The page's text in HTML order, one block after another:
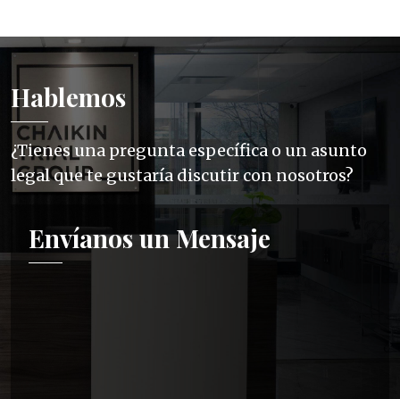
Hablemos
¿Tienes una pregunta específica o un asunto
legal que te gustaría discutir con nosotros?
Envíanos un Mensaje